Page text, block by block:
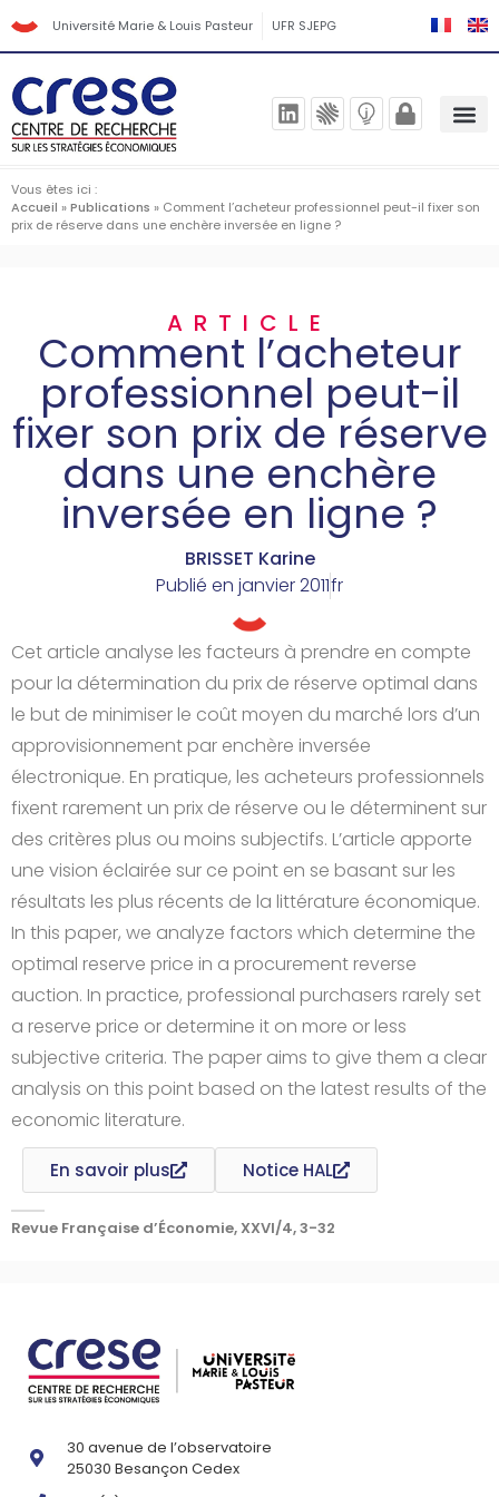
Université Marie & Louis Pasteur UFR SJEPG
Vous êtes ici :
Accueil »Publications » Comment l’acheteur professionnel peut-il fixer son
prix de réserve dans une enchère inversée en ligne ?
ARTICLE
Comment l’acheteur
professionnel peut-il
fixer son prix de réserve
dans une enchère
inversée en ligne ?
BRISSET Karine
Publié en janvier 2011fr
Cet article analyse les facteurs à prendre en compte
pour la détermination du prix de réserve optimal dans
le but de minimiser le coût moyen du marché lors d’un
approvisionnement par enchère inversée
électronique. En pratique, les acheteurs professionnels
fixent rarement un prix de réserve ou le déterminent sur
des critères plus ou moins subjectifs. L’article apporte
une vision éclairée sur ce point en se basant sur les
résultats les plus récents de la littérature économique.
In this paper, we analyze factors which determine the
optimal reserve price in a procurement reverse
auction. In practice, professional purchasers rarely set
a reserve price or determine it on more or less
subjective criteria. The paper aims to give them a clear
analysis on this point based on the latest results of the
economic literature.
En savoir plus Notice HAL
Revue Française d’Économie, XXVI/4, 3-32
30 avenue de l’observatoire
25030 Besançon Cedex